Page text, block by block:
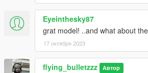
Eyeinthesky87
grat model! ..and what about
17 октября 2023
flying_bulletzzz Автор